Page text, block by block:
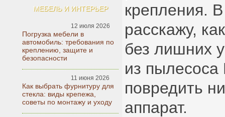
МЕБЕЛЬ И ИНТЕРЬЕР
12 июля 2026
Погрузка мебели в
автомобиль: требования по
креплению, защите и
безопасности
11 июня 2026
Как выбрать фурнитуру для
стекла: виды крепежа,
советы по монтажу и уходу
крепления.
расскажу,
без лишних
из
повредить
аппарат.